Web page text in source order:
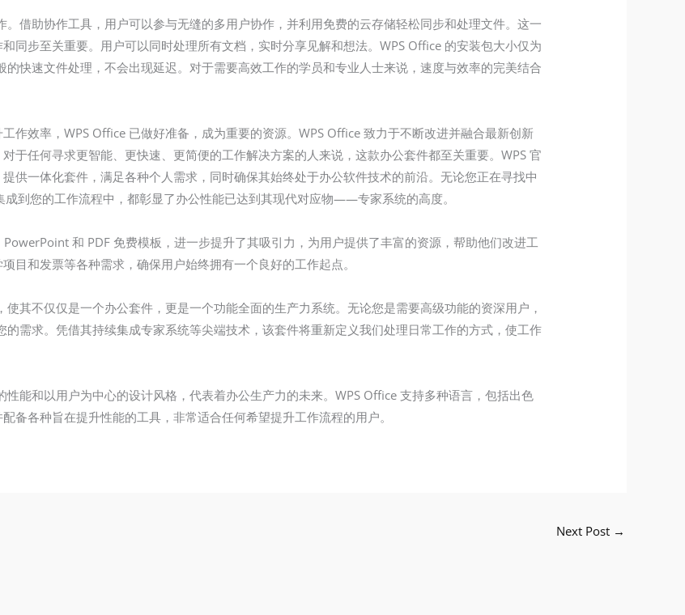
借助协作工具，用户可以参与无缝的多用户协作，并利用免费的云存储轻松同步和处理文件。这一
同步至关重要。用户可以同时处理所有文档，实时分享见解和想法。WPS Office 的安装包大小仅为
快速文件处理，不会出现延迟。对于需要高效工作的学员和专业人士来说，速度与效率的完美结合
作效率，WPS Office 已做好准备，成为重要的资源。WPS Office 致力于不断改进并融合最新创新
于任何寻求更智能、更快速、更简便的工作解决方案的人来说，这款办公套件都至关重要。WPS 官
供一体化套件，满足各种个人需求，同时确保其始终处于办公软件技术的前沿。无论您正在寻找中
成到您的工作流程中，都彰显了办公性能已达到其现代对应物——专家系统的高度。
和 PDF 免费模板，进一步提升了其吸引力，为用户提供了丰富的资源，帮助他们改进工
目和发票等各种需求，确保用户始终拥有一个良好的工作起点。
其不仅仅是一个办公套件，更是一个功能全面的生产力系统。无论您是需要高级功能的资深用户，
需求。凭借其持续集成专家系统等尖端技术，该套件将重新定义我们处理日常工作的方式，使工作
能和以用户为中心的设计风格，代表着办公生产力的未来。WPS Office 支持多种语言，包括出色
备各种旨在提升性能的工具，非常适合任何希望提升工作流程的用户。
Next Post →